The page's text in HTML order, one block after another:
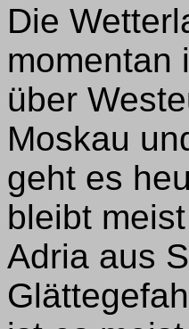
Die
momentan
über
Moskau
geht es
bleibt
Adria aus